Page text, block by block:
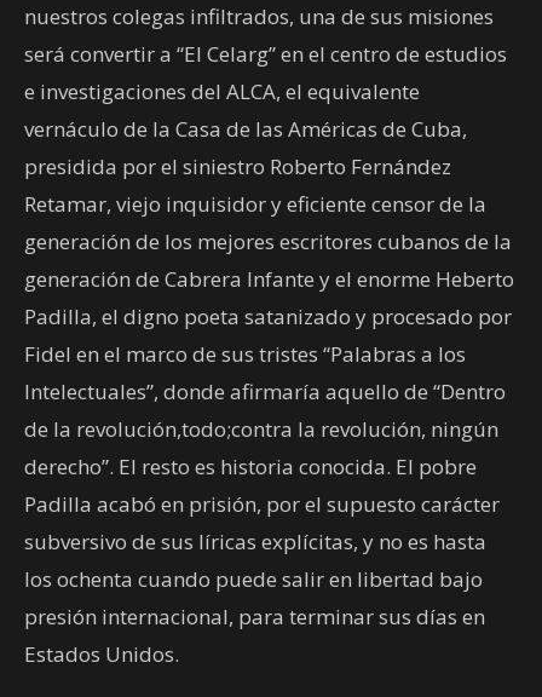
nuestros colegas infiltrados, una de sus misiones
será convertir a “El Celarg” en el centro de estudios
e investigaciones del ALCA, el equivalente
vernáculo de la Casa de las Américas de Cuba,
presidida por el siniestro Roberto Fernández
Retamar, viejo inquisidor y eficiente censor de la
generación de los mejores escritores cubanos de la
generación de Cabrera Infante y el enorme Heberto
Padilla, el digno poeta satanizado y procesado por
Fidel en el marco de sus tristes “Palabras a los
Intelectuales”, donde afirmaría aquello de “Dentro
de la revolución,todo;contra la revolución, ningún
derecho”. El resto es historia conocida. El pobre
Padilla acabó en prisión, por el supuesto carácter
subversivo de sus líricas explícitas, y no es hasta
los ochenta cuando puede salir en libertad bajo
presión internacional, para terminar sus días en
Estados Unidos.